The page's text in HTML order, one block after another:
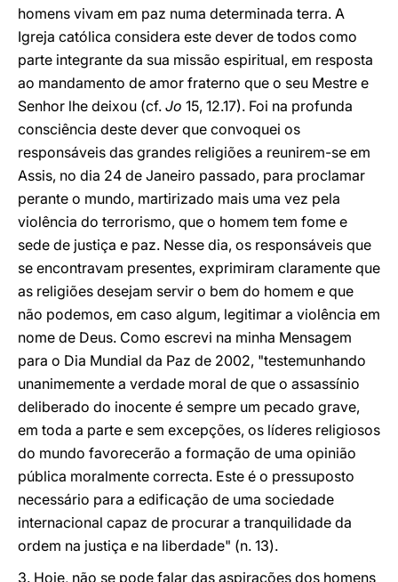
homens vivam em paz numa determinada terra. A
Igreja católica considera este dever de todos como
parte integrante da sua missão espiritual, em resposta
ao mandamento de amor fraterno que o seu Mestre e
Senhor lhe deixou (cf. Jo 15, 12.17). Foi na profunda
consciência deste dever que convoquei os
responsáveis das grandes religiões a reunirem-se em
Assis, no dia 24 de Janeiro passado, para proclamar
perante o mundo, martirizado mais uma vez pela
violência do terrorismo, que o homem tem fome e
sede de justiça e paz. Nesse dia, os responsáveis que
se encontravam presentes, exprimiram claramente que
as religiões desejam servir o bem do homem e que
não podemos, em caso algum, legitimar a violência em
nome de Deus. Como escrevi na minha Mensagem
para o Dia Mundial da Paz de 2002, "testemunhando
unanimemente a verdade moral de que o assassínio
deliberado do inocente é sempre um pecado grave,
em toda a parte e sem excepções, os líderes religiosos
do mundo favorecerão a formação de uma opinião
pública moralmente correcta. Este é o pressuposto
necessário para a edificação de uma sociedade
internacional capaz de procurar a tranquilidade da
ordem na justiça e na liberdade" (n. 13).
3. Hoje, não se pode falar das aspirações dos homens